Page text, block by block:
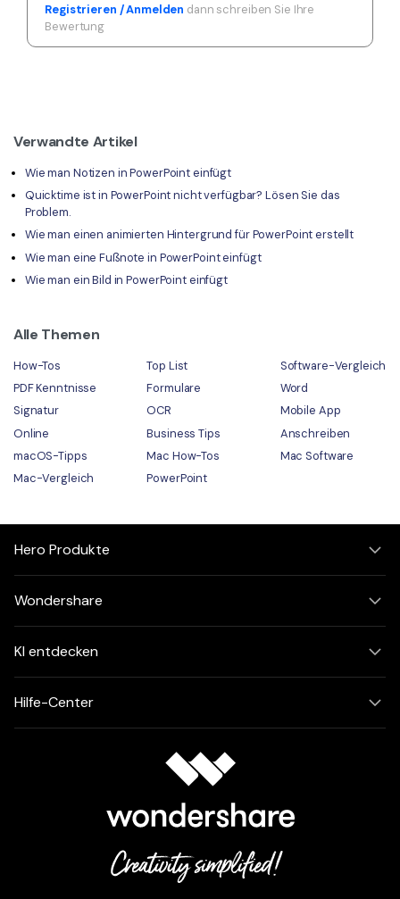
Registrieren / Anmelden dann schreiben Sie Ihre
Bewertung
Verwandte Artikel
Wie man Notizen in PowerPoint einfügt
Quicktime ist in PowerPoint nicht verfügbar? Lösen Sie das
Problem.
Wie man einen animierten Hintergrund für PowerPoint erstellt
Wie man eine Fußnote in PowerPoint einfügt
Wie man ein Bild in PowerPoint einfügt
Alle Themen
How-Tos Top List
Software-Vergleich
PDF Kenntnisse
Formulare
Word
Signatur
OCR
Mobile App
Online
Business Tips
Anschreiben
macOS-Tipps
Mac How-Tos
Mac Software
Mac-Vergleich
PowerPoint
Hero Produkte
Wondershare
KI entdecken
Hilfe-Center